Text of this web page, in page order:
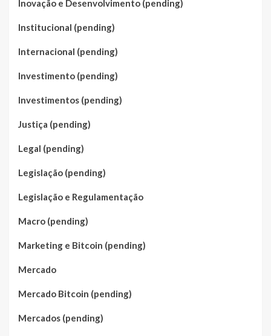
Inovação e Desenvolvimento (pending)
Institucional (pending)
Internacional (pending)
Investimento (pending)
Investimentos (pending)
Justiça (pending)
Legal (pending)
Legislação (pending)
Legislação e Regulamentação
Macro (pending)
Marketing e Bitcoin (pending)
Mercado
Mercado Bitcoin (pending)
Mercados (pending)